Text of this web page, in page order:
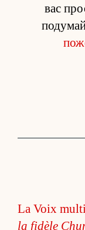
вас
La Voix
la fidèle